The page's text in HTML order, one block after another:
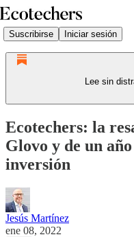
Suscribirse Iniciar sesión
Lee sin
Ecotechers: la
Glovo y de un
inversión
Jesús Martínez
ene 08, 2022